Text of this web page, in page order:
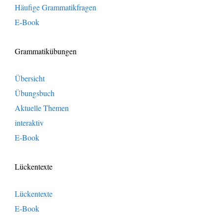
Häufige Grammatikfragen
E-Book
Grammatikübungen
Übersicht
Übungsbuch
Aktuelle Themen
interaktiv
E-Book
Lückentexte
Lückentexte
E-Book